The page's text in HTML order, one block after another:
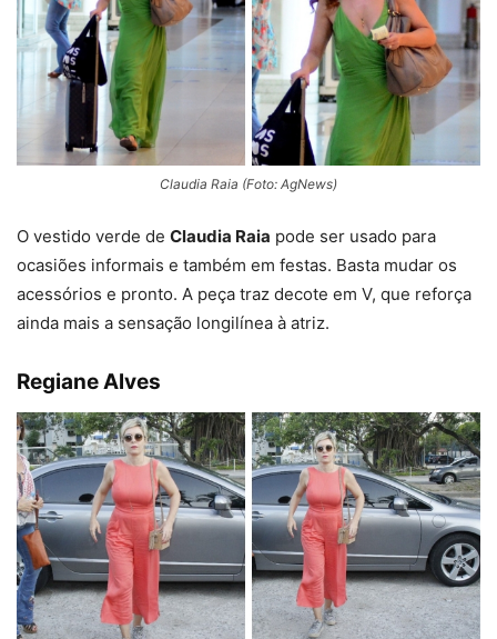
Claudia Raia (Foto: AgNews)
O vestido verde de Claudia Raia pode ser usado para
ocasiões informais e também em festas. Basta mudar os
acessórios e pronto. A peça traz decote em V, que reforça
ainda mais a sensação longilínea à atriz.
Regiane Alves